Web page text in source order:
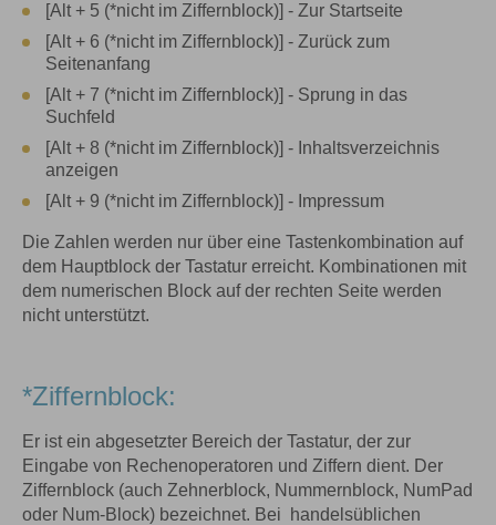
[Alt + 5 (*nicht im Ziffernblock)] - Zur Startseite
[Alt + 6 (*nicht im Ziffernblock)] - Zurück zum
Seitenanfang
[Alt + 7 (*nicht im Ziffernblock)] - Sprung in das
Suchfeld
[Alt + 8 (*nicht im Ziffernblock)] - Inhaltsverzeichnis
anzeigen
[Alt + 9 (*nicht im Ziffernblock)] - Impressum
Die Zahlen werden nur über eine Tastenkombination auf
dem Hauptblock der Tastatur erreicht. Kombinationen mit
dem numerischen Block auf der rechten Seite werden
nicht unterstützt.
*Ziffernblock:
Er ist ein abgesetzter Bereich der Tastatur, der zur
Eingabe von Rechenoperatoren und Ziffern dient. Der
Ziffernblock (auch Zehnerblock, Nummernblock, NumPad
oder Num-Block) bezeichnet. Bei handelsüblichen